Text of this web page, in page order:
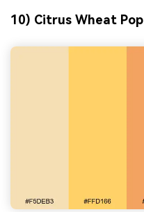
10) Citrus Wheat Pop